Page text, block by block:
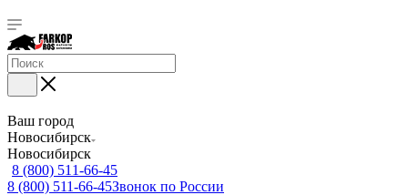
Ваш город
Новосибирск
Новосибирск
8 (800) 511-66-45
8 (800) 511-66-45Звонок по России